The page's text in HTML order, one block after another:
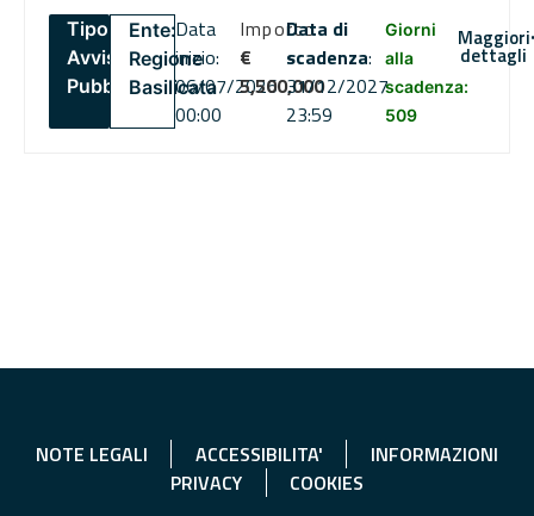
Tipo:
Avviso
Pubblico
Ente:
Regione
Basilicata
Data
inizio:
06/07/2026
00:00
Importo
€
5,500,000
Data di
scadenza:
31/12/2027
23:59
Giorni
alla
scadenza:
509
Maggiori
dettagli
NOTE LEGALI ACCESSIBILITA'
INFORMAZIONI
PRIVACY
COOKIES